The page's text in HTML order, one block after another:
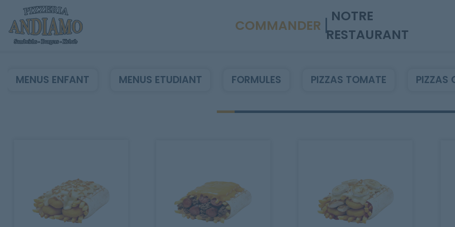
Contact
Mentions Légales
COMMANDER
NOTRE
RESTAURANT
MENUS ENFANT MENUS ETUDIANT FORMULES PIZZAS TOMATE PIZZAS